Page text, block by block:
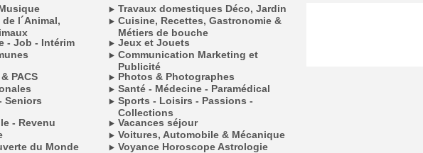
Travaux domestiques Déco, Jardin
l´Animal,
Cuisine, Recettes, Gastronomie &
Métiers de bouche
- Job - Intérim
Jeux et Jouets
Communication Marketing et
Publicité
PACS
Photos & Photographes
Santé - Médecine - Paramédical
Seniors
Sports - Loisirs - Passions -
Collections
- Revenu
Vacances séjour
Voitures, Automobile & Mécanique
du Monde
Voyance Horoscope Astrologie